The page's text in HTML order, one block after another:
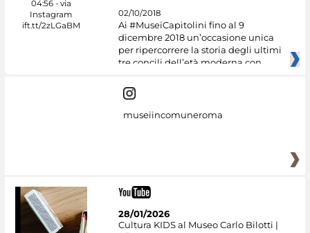
02/10/2018
Ai #MuseiCapitolini fino al 9
dicembre 2018 un’occasione unica
per ripercorrere la storia degli ultimi
tre concili dell’età moderna con
museiincomuneroma
28/01/2026
Cultura KIDS al Museo Carlo Bilotti |